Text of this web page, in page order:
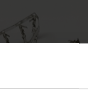
leveringsbetingelser